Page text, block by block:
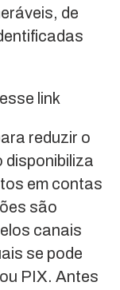
de
link
reduzir o
disponibiliza
em contas
são
canais
se pode
PIX. Antes